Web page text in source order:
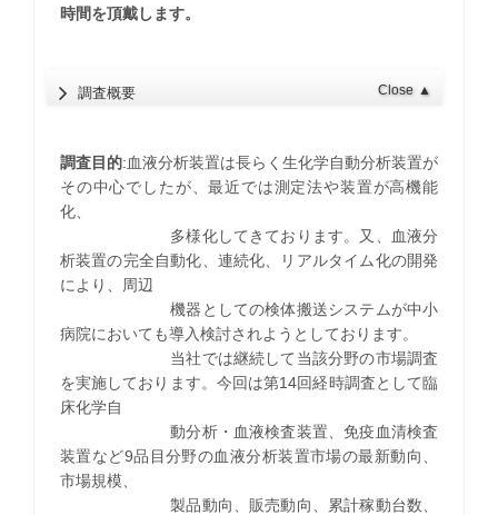
時間を頂戴します。
調査概要 Close ▲
調査目的:血液分析装置は長らく生化学自動分析装置が
その中心でしたが、最近では測定法や装置が高機能
化、
多様化してきております。又、血液分
析装置の完全自動化、連続化、リアルタイム化の開発
により、周辺
機器としての検体搬送システムが中小
病院においても導入検討されようとしております。
当社では継続して当該分野の市場調査
を実施しております。今回は第14回経時調査として臨
床化学自
動分析・血液検査装置、免疫血清検査
装置など9品目分野の血液分析装置市場の最新動向、
市場規模、
製品動向、販売動向、累計稼動台数、